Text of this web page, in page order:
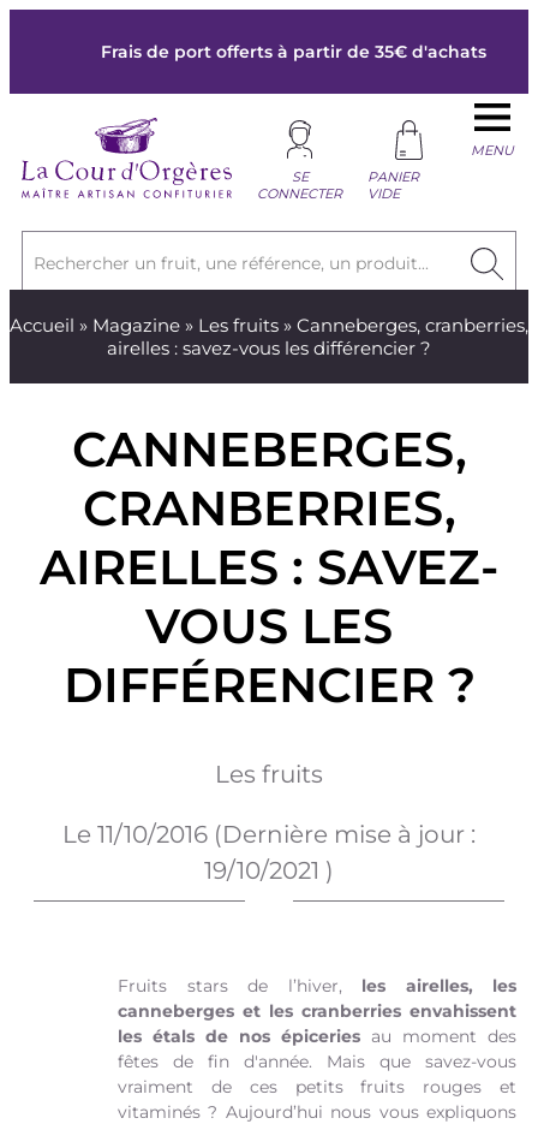
Frais de port offerts à partir de 35€ d'achats
Rechercher un fruit, une référence, un produit...
SE
CONNECTER
PANIER
VIDE
MENU
Accueil » Magazine » Les fruits » Canneberges, cranberries,
airelles : savez-vous les différencier ?
CANNEBERGES,
CRANBERRIES,
AIRELLES : SAVEZ-
VOUS LES
DIFFÉRENCIER ?
Les fruits
Le 11/10/2016 (Dernière mise à jour :
19/10/2021 )
Fruits stars de l’hiver, les airelles, les
canneberges et les cranberries envahissent
les étals de nos épiceries au moment des
fêtes de fin d'année. Mais que savez-vous
vraiment de ces petits fruits rouges et
vitaminés ? Aujourd’hui nous vous expliquons